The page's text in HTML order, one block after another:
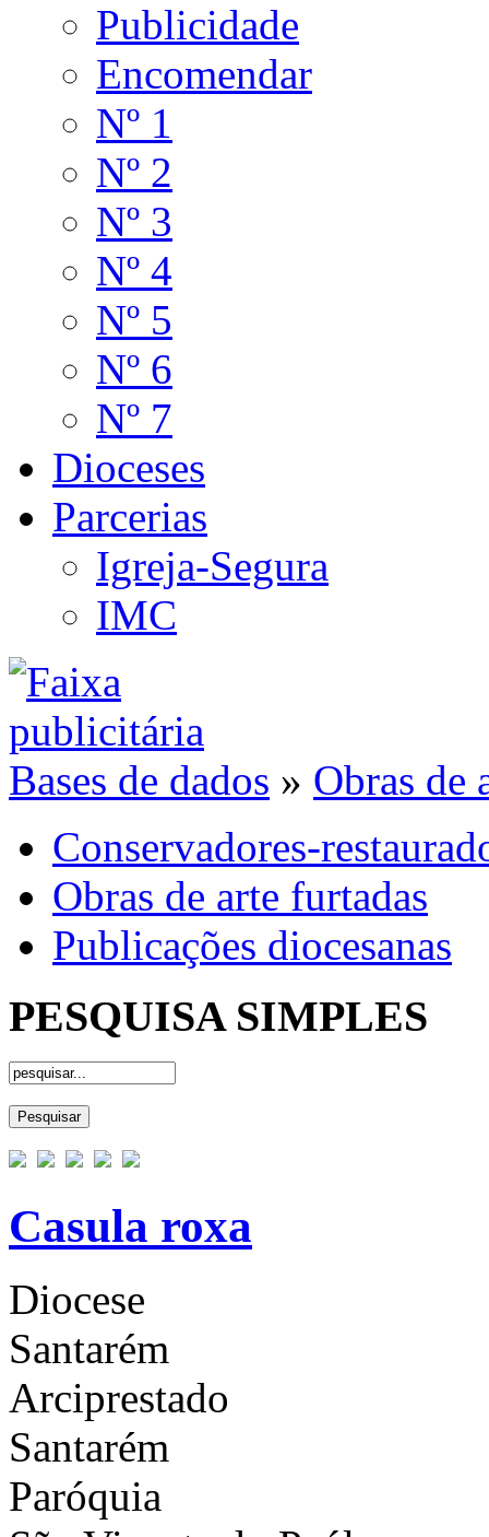
Publicidade
Encomendar
Nº 1
Nº 2
Nº 3
Nº 4
Nº 5
Nº 6
Nº 7
Dioceses
Parcerias
Igreja-Segura
IMC
Bases de dados » Obras de
Conservadores-
Obras de arte furtadas
Publicações diocesanas
PESQUISA SIMPLES
Casula roxa
Diocese
Santarém
Arciprestado
Santarém
Paróquia